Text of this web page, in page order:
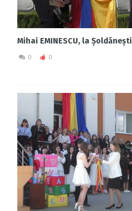
Mihai EMINESCU, la Șoldănești
0 0